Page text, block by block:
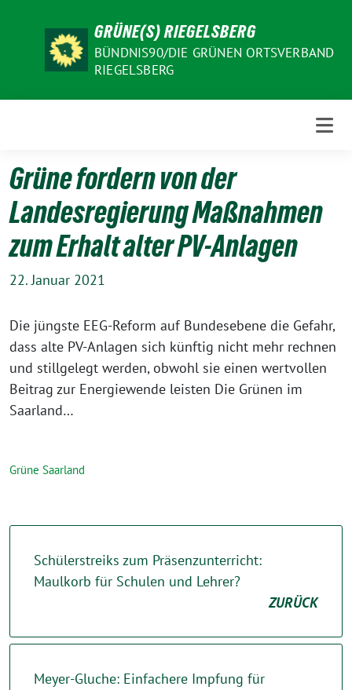
GRÜNE(S) RIEGELSBERG
BÜNDNIS90/DIE GRÜNEN ORTSVERBAND
RIEGELSBERG
Grüne fordern von der
Landesregierung Maßnahmen
zum Erhalt alter PV-Anlagen
22. Januar 2021
Die jüngste EEG-Reform auf Bundesebene die Gefahr,
dass alte PV-Anlagen sich künftig nicht mehr rechnen
und stillgelegt werden, obwohl sie einen wertvollen
Beitrag zur Energiewende leisten Die Grünen im
Saarland…
Grüne Saarland
Schülerstreiks zum Präsenzunterricht:
Maulkorb für Schulen und Lehrer?
ZURÜCK
Meyer-Gluche: Einfachere Impfung für